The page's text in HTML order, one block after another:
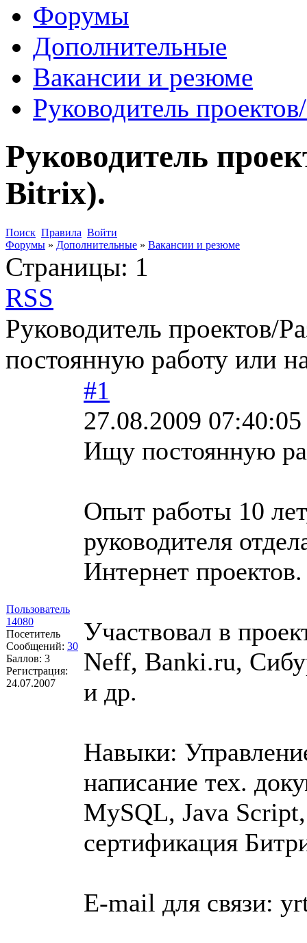
Форумы
Дополнительные
Вакансии и резюме
Руководитель
Руководитель
Bitrix).
Поиск Правила Войти
Форумы » Дополнительные » Вакансии и резюме
Страницы: 1
RSS
Руководитель проектов/
постоянную работу или
Пользователь
14080
Посетитель
Сообщений: 30
Баллов: 3
Регистрация:
24.07.2007
#1
27.08.2009 07:40:05
Ищу постоянную
Опыт работы 10
руководителя
Интернет проектов.
Участвовал в
Neff, Banki.ru,
и др.
Навыки:
написание тех.
MySQL, Java
сертификация
E-mail для связи: